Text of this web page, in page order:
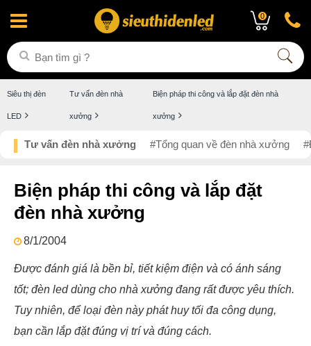
0
Siêu thị đèn
LED
Tư vấn đèn nhà
xưởng
Biện pháp thi công và lắp đặt đèn nhà
xưởng
Tư vấn đèn nhà xưởng #Tổng quan về đèn nhà xưởng
Biện pháp thi công và lắp đặt
đèn nhà xưởng
8/1/2004
Được đánh giá là bền bỉ, tiết kiệm điện và có ánh sáng
tốt; đèn led dùng cho nhà xưởng đang rất được yêu thích.
Tuy nhiên, để loại đèn này phát huy tối đa công dụng,
bạn cần lắp đặt đúng vị trí và đúng cách.